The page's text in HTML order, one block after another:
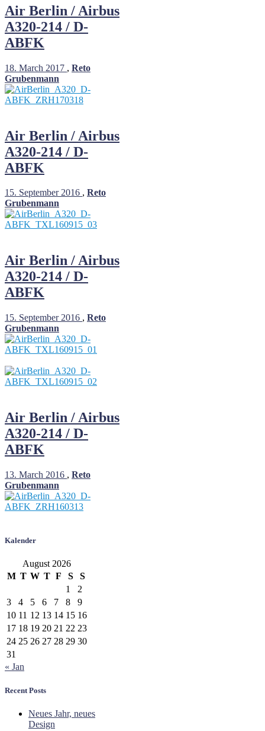
Air Berlin / Airbus
A320-214 / D-
ABFK
18. March 2017 , Reto
Grubenmann
Air Berlin / Airbus
A320-214 / D-
ABFK
15. September 2016 , Reto
Grubenmann
Air Berlin / Airbus
A320-214 / D-
ABFK
15. September 2016 , Reto
Grubenmann
Air Berlin / Airbus
A320-214 / D-
ABFK
13. March 2016 , Reto
Grubenmann
Kalender
August 2026
M T W T F S
S
1
2
3
4 5 6 7 8
9
10 11 12 13 14 15 16
17 18 19 20 21 22 23
24 25 26 27 28 29 30
31
« Jan
Recent Posts
Neues Jahr, neues
Design